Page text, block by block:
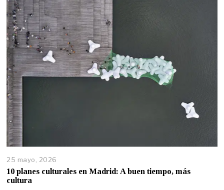
25 mayo, 2026
10 planes culturales en Madrid: A buen tiempo, más
cultura